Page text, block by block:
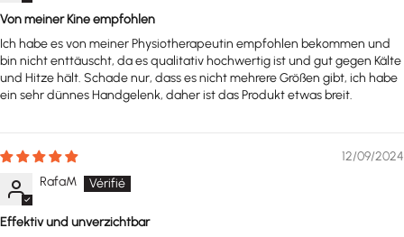
Von meiner Kine empfohlen
Ich habe es von meiner Physiotherapeutin empfohlen bekommen und
bin nicht enttäuscht, da es qualitativ hochwertig ist und gut gegen Kälte
und Hitze hält. Schade nur, dass es nicht mehrere Größen gibt, ich habe
ein sehr dünnes Handgelenk, daher ist das Produkt etwas breit.
12/09/2024
RafaM
Effektiv und unverzichtbar